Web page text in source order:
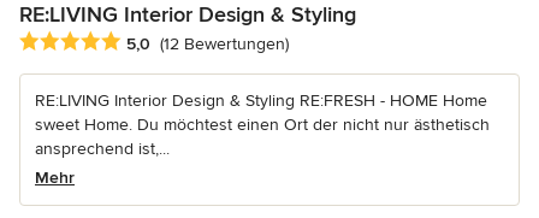
RE:LIVING Interior Design & Styling
Durchschnittliche Bewertung: 5 von 5 Sternen
5,0 (12 Bewertungen)
RE:LIVING Interior Design & Styling RE:FRESH - HOME Home
sweet Home. Du möchtest einen Ort der nicht nur ästhetisch
ansprechend ist,...
Mehr